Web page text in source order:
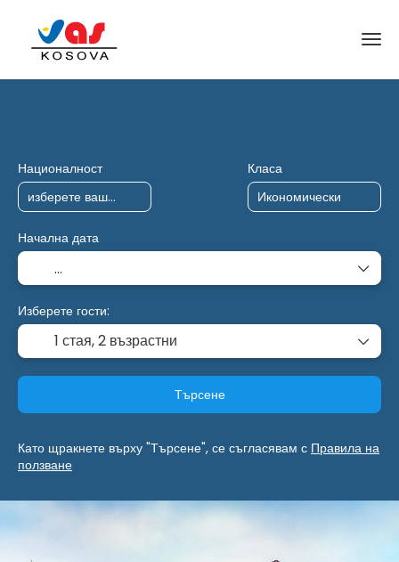
Националност Класа
Начална дата
Изберете гости:
1 стая,2 възрастни
Търсене
Като щракнете върху "Търсене", се съгласявам с Правила на
ползване